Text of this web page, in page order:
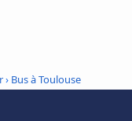
› Bus à Toulouse